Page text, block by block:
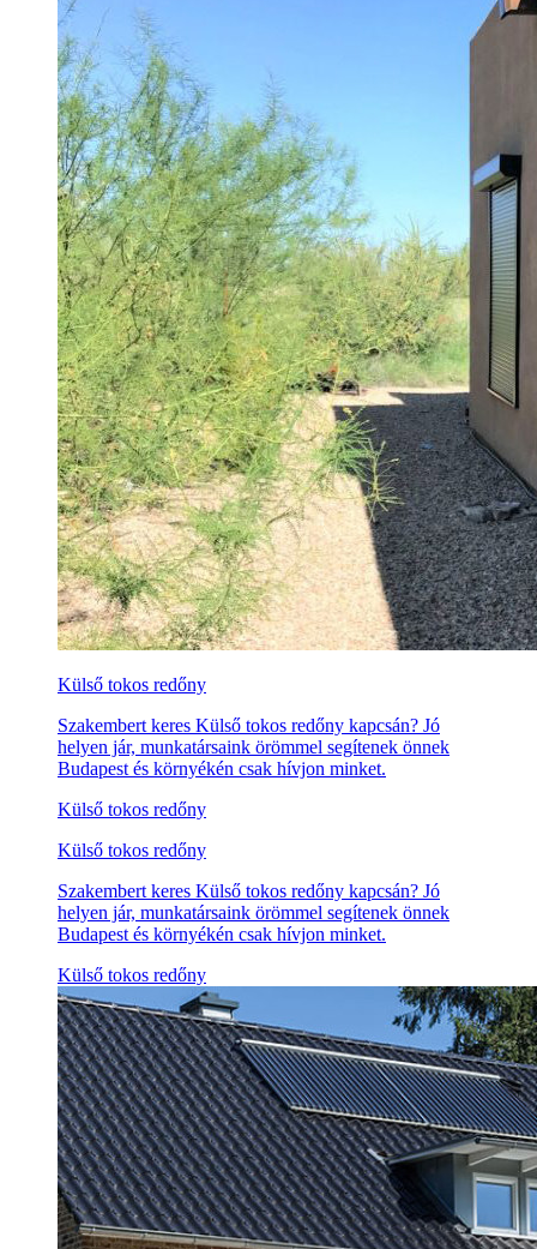
Külső tokos redőny
Szakembert keres Külső tokos redőny kapcsán? Jó
helyen jár, munkatársaink örömmel segítenek önnek
Budapest és környékén csak hívjon minket.
Külső tokos redőny
Külső tokos redőny
Szakembert keres Külső tokos redőny kapcsán? Jó
helyen jár, munkatársaink örömmel segítenek önnek
Budapest és környékén csak hívjon minket.
Külső tokos redőny